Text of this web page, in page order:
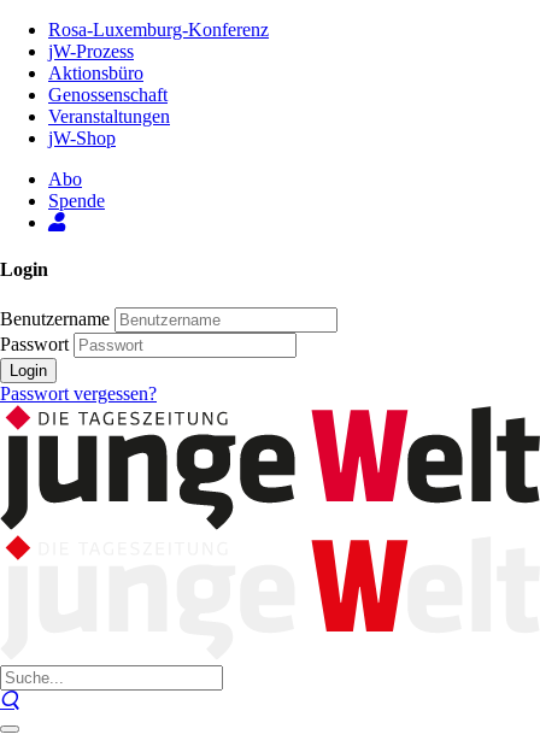
Inhalt
Seite
Rosa-Luxemburg-Konferenz
jW-Prozess
Aktionsbüro
Genossenschaft
Veranstaltungen
jW-Shop
Abo
Spende
Login
Benutzername
Passwort
Login
Passwort vergessen?